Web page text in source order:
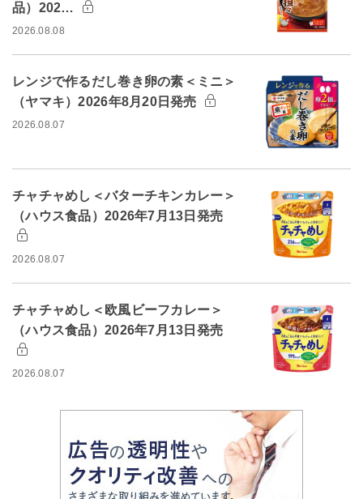
品）202…
2026.08.08
レンジで作るだし巻き卵の素＜ミニ＞
（ヤマキ）2026年8月20日発売
2026.08.07
チャチャめし＜バターチキンカレー＞
（ハウス食品）2026年7月13日発売
2026.08.07
チャチャめし＜欧風ビーフカレー＞
（ハウス食品）2026年7月13日発売
2026.08.07